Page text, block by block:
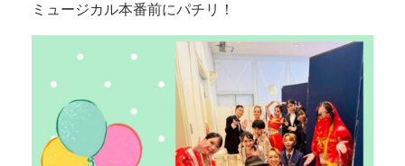
ミュージカル本番前にパチリ！